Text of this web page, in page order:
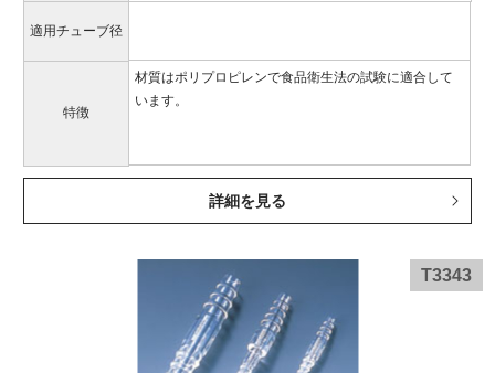
適用チューブ径
特徴
材質はポリプロピレンで食品衛生法の試験に適合して
います。
詳細を見る
T3343